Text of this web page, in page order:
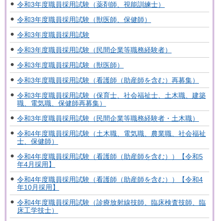
令和3年度職員採用試験（薬剤師、視能訓練士）
令和3年度職員採用試験（獣医師、保健師）
令和3年度職員採用試験
令和3年度職員採用試験（民間企業等職務経験者）
令和3年度職員採用試験（獣医師）
令和3年度職員採用試験（看護師（助産師を含む）再募集）
令和3年度職員採用試験（保育士、社会福祉士、土木職、建築
職、電気職、保健師再募集）
令和3年度職員採用試験（民間企業等職務経験者・土木職）
令和4年度職員採用試験（土木職、電気職、農業職、社会福祉
士、保健師）
令和4年度職員採用試験（看護師（助産師を含む））【令和5
年4月採用】
令和4年度職員採用試験（看護師（助産師を含む））【令和4
年10月採用】
令和4年度職員採用試験（診療放射線技師、臨床検査技師、臨
床工学技士）